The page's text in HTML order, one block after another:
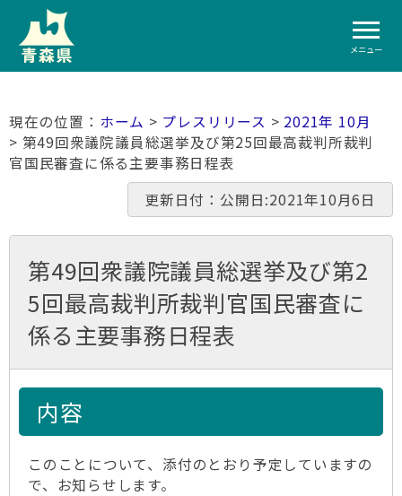
メニュー
ホーム > プレスリリース > 2021年 10月
> 第49回衆議院議員総選挙及び第25回最高裁判所裁判
官国民審査に係る主要事務日程表
更新日付：公開日:2021年10月6日
第49回衆議院議員総選挙及び第2
5回最高裁判所裁判官国民審査に
係る主要事務日程表
内容
このことについて、添付のとおり予定していますの
で、お知らせします。